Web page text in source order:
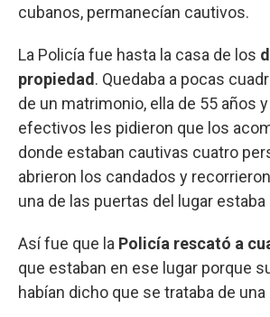
cubanos, permanecían cautivos.
La Policía fue hasta la casa de los
propiedad . Quedaba a pocas
de un matrimonio, ella de 55 años
efectivos les pidieron que los
donde estaban cautivas cuatro
abrieron los candados y
una de las puertas del lugar estaba
Así fue que la Policía rescató a
que estaban en ese lugar porque
habían dicho que se trataba de una